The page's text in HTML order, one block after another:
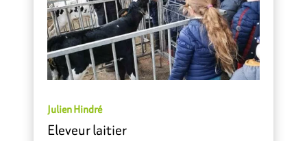
Julien Hindré
Eleveur laitier